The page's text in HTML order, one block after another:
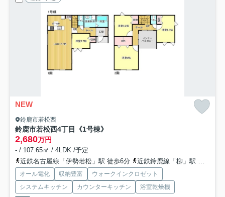
NEW
鈴鹿市若松西
鈴鹿市若松西4丁目《1号棟》
2,680万円
- / 107.65㎡ / 4LDK /予定
近鉄名古屋線「伊勢若松」駅 徒歩6分
近鉄鈴鹿線「柳」駅 徒歩21分
オール電化 収納豊富
ウォークインクロゼット
システムキッチン
カウンターキッチン
浴室乾燥機